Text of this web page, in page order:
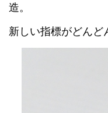
造。
新しい指標がどんど